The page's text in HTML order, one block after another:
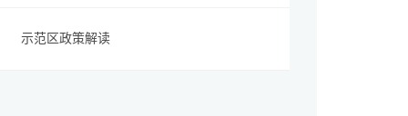
示范区政策解读